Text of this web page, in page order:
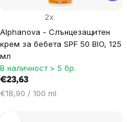
Alphanova - Слънцезащитен
крем за бебета SPF 50 BIO, 125
мл
2x
В наличност > 5 бр.
€23,63
Цена
€18,90 / 100 ml